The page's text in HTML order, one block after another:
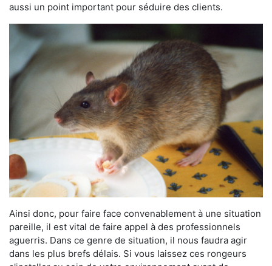
aussi un point important pour séduire des clients.
Ainsi donc, pour faire face convenablement à une situation
pareille, il est vital de faire appel à des professionnels
aguerris. Dans ce genre de situation, il nous faudra agir
dans les plus brefs délais. Si vous laissez ces rongeurs